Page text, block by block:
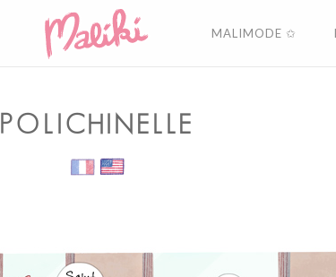
MALIMODE ✩
POLICHINELLE